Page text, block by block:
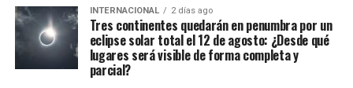
INTERNACIONAL 2 días ago
Tres continentes quedarán en penumbra por un
eclipse solar total el 12 de agosto: ¿Desde qué
lugares será visible de forma completa y
parcial?